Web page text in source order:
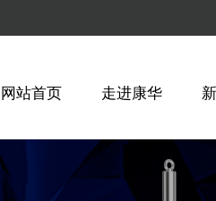
网站首页 走进康华